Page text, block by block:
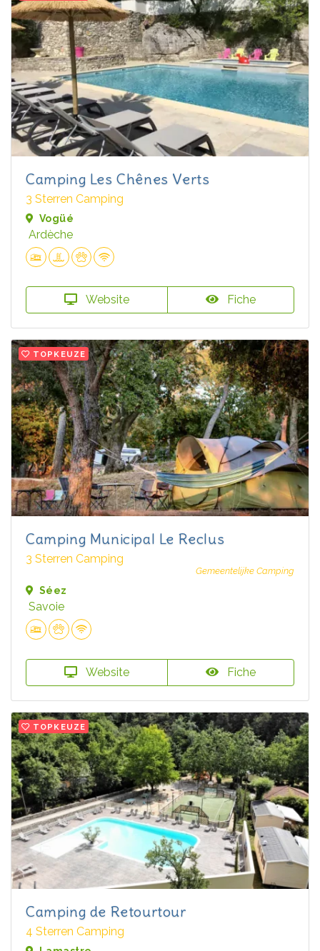
Camping Les Chênes Verts
3 Sterren Camping
Vogüé
Ardèche
Website Fiche
TOPKEUZE
Camping Municipal Le Reclus
3 Sterren Camping
Gemeentelijke Camping
Séez
Savoie
Website Fiche
TOPKEUZE
Camping de Retourtour
4 Sterren Camping